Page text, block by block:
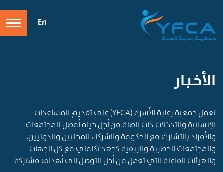
En
الأخـبـار
تعمل جمعية رعاية الأسرة (YFCA) على تقديم المساعدات
الإنسانية والتدخلات ذات الصلة من أجل حياه أفضل للمجتمعات
والأفراد بالتشارك مع الحكومة والشركاء المحليين والدوليين،
والمجتمعات الحضرية والريفية كجهد تكاملي مع كل الجهات
والهيئات الفاعلة التي تعمل من أجل التوصل إلى أهداف مشتركة